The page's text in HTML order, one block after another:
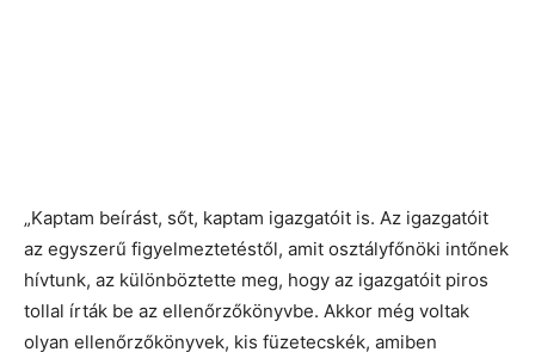
„Kaptam beírást, sőt, kaptam igazgatóit is. Az igazgatóit
az egyszerű figyelmeztetéstől, amit osztályfőnöki intőnek
hívtunk, az különböztette meg, hogy az igazgatóit piros
tollal írták be az ellenőrzőkönyvbe. Akkor még voltak
olyan ellenőrzőkönyvek, kis füzetecskék, amiben